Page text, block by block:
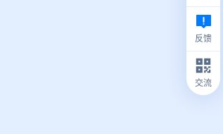
反馈
交流